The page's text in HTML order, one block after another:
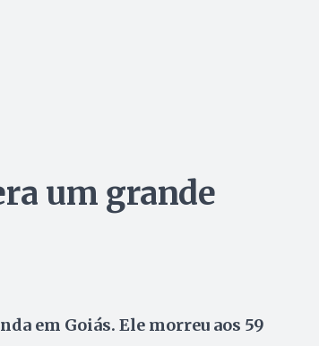
um grande
em Goiás. Ele morreu aos 59